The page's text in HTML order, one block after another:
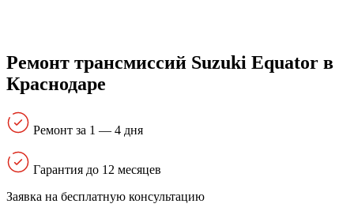
Ремонт трансмиссий Suzuki Equator в
Краснодаре
Ремонт за 1 — 4 дня
Гарантия до 12 месяцев
Заявка на бесплатную консультацию